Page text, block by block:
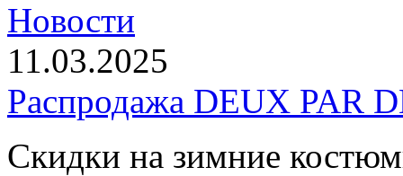
Новости
11.03.2025
Распродажа DEUX PAR
Скидки на зимние